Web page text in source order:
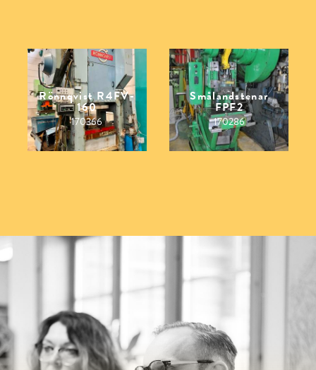
Rönnqvist R4FV-
160
170366
Smålandstenar
FPF2
170286